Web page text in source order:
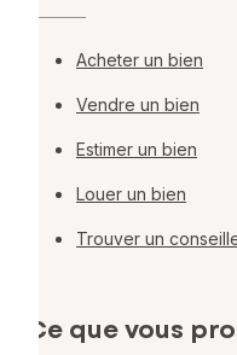
Acheter un bien
Vendre un bien
Estimer un bien
Louer un bien
Trouver un
Ce que vous